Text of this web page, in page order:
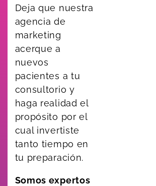
Deja que nuestra
agencia de
marketing
acerque a
nuevos
pacientes a tu
consultorio y
haga realidad el
propósito por el
cual invertiste
tanto tiempo en
tu preparación.
Somos expertos